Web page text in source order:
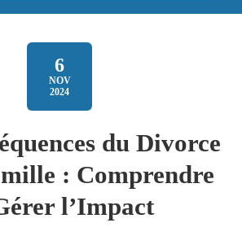
6
NOV
2024
du Divorce
: Comprendre
l’Impact